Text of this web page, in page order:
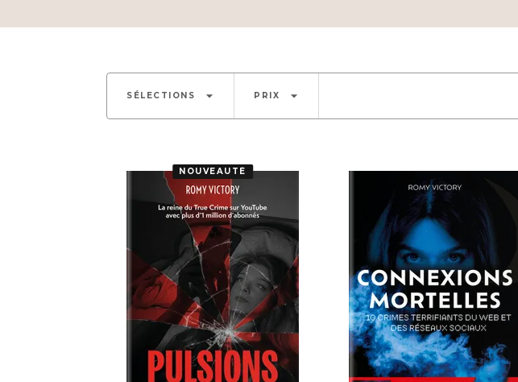
SÉLECTIONS arrow_drop_down PRIX arrow_drop_down
NOUVEAUTÉ